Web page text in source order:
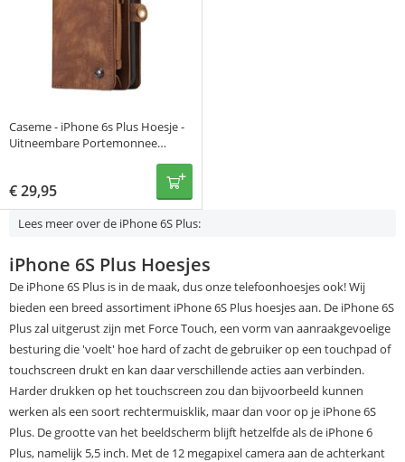
Caseme - iPhone 6s Plus Hoesje -
Uitneembare Portemonnee
€29,95
Lees meer over de iPhone 6S Plus:
iPhone 6S Plus Hoesjes
De iPhone 6S Plus is in de maak, dus onze telefoonhoesjes ook! Wij
bieden een breed assortiment iPhone 6S Plus hoesjes aan. De iPhone 6S
Plus zal uitgerust zijn met Force Touch, een vorm van aanraakgevoelige
besturing die 'voelt' hoe hard of zacht de gebruiker op een touchpad of
touchscreen drukt en kan daar verschillende acties aan verbinden.
Harder drukken op het touchscreen zou dan bijvoorbeeld kunnen
werken als een soort rechtermuisklik, maar dan voor op je iPhone 6S
Plus. De grootte van het beeldscherm blijft hetzelfde als de iPhone 6
Plus, namelijk 5,5 inch. Met de 12 megapixel camera aan de achterkant